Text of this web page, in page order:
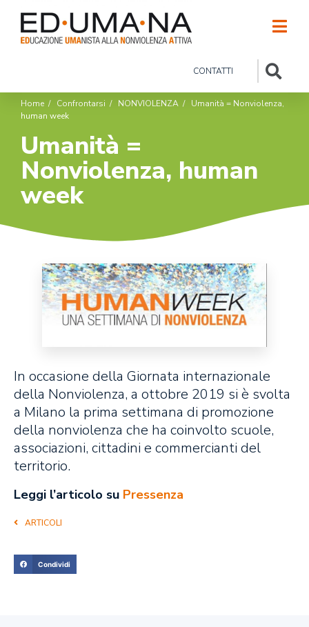
CONTATTI
Home / Confrontarsi / NONVIOLENZA / Umanità = Nonviolenza,
human week
Umanità =
Nonviolenza, human
week
ARTICOLI
Condividi
In occasione della Giornata internazionale
della Nonviolenza, a ottobre 2019 si è svolta
a Milano la prima settimana di promozione
della nonviolenza che ha coinvolto scuole,
associazioni, cittadini e commercianti del
territorio.
Leggi l’articolo su Pressenza